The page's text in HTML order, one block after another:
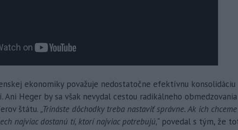
ekonomiky považuje nedostatočne efektívnu konsolidáciu
Ani Heger by sa však nevydal cestou radikálneho obmedzovania
štátu. „Trináste dôchodky treba nastaviť správne. Ak ich
najviac dostanú tí, ktorí najviac potrebujú,“ povedal s tým, že